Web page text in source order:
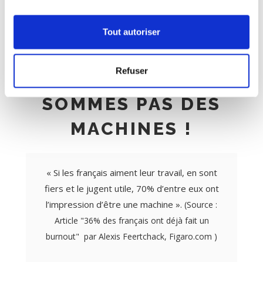
Tout autoriser
Refuser
CAR NOUS NE
SOMMES PAS DES
MACHINES !
« Si les français aiment leur travail, en sont
fiers et le jugent utile, 70% d’entre eux ont
l’impression d’être une machine ». (Source :
Article "36% des français ont déjà fait un
burnout" par Alexis Feertchack, Figaro.com )